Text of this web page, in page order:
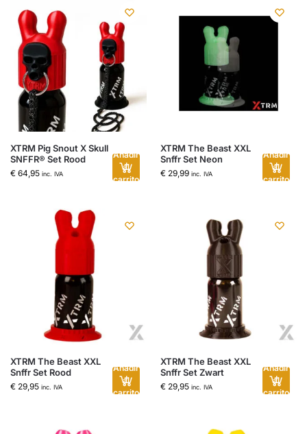
XTRM Pig Snout X Skull
SNFFR® Set Rood
€ 64,95 inc. IVA
Añadir
al
carrito
XTRM The Beast XXL
Snffr Set Neon
€ 29,99 inc. IVA
Añadir
al
carrito
XTRM The Beast XXL
Snffr Set Rood
€ 29,95 inc. IVA
Añadir
al
carrito
XTRM The Beast XXL
Snffr Set Zwart
€ 29,95 inc. IVA
Añadir
al
carrito